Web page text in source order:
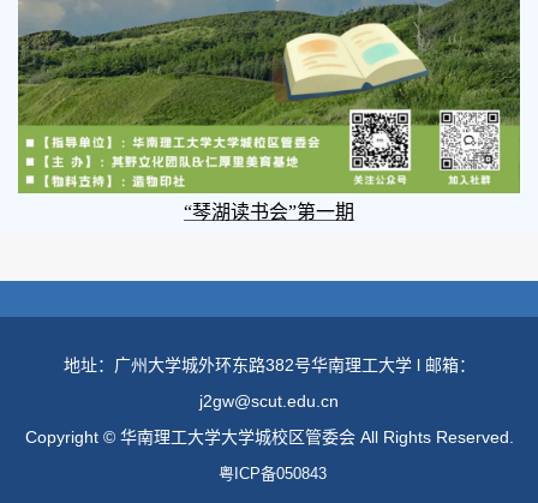
“琴湖读书会”第一期
地址：广州大学城外环东路382号华南理工大学 l 邮箱：
j2gw@scut.edu.cn
Copyright © 华南理工大学大学城校区管委会 All Rights Reserved.
粤ICP备050843